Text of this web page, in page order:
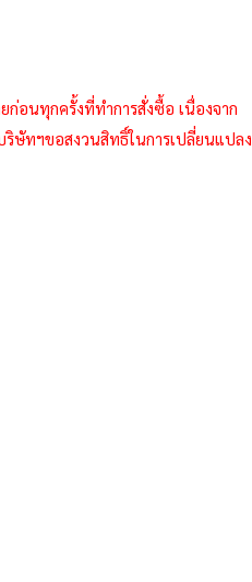
อนทุกครั้งที่ทำการสั่งซื้อ เนื่องจาก
ษัทฯขอสงวนสิทธิ์ในการเปลี่ยนแปลง